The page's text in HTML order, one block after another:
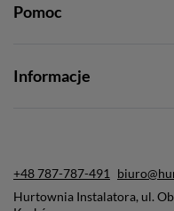
Pomoc
Informacje
+48 787-787-491
Hurtownia Instalatora, ul.